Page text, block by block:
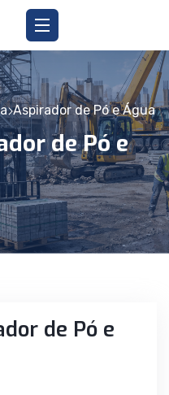
Aspirador de Pó e Água
de Pó e
de Pó e